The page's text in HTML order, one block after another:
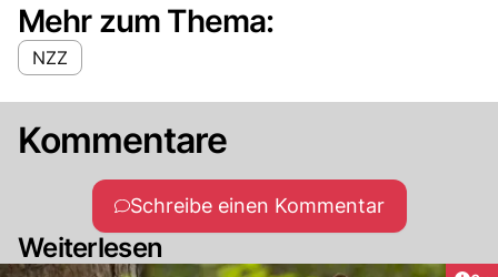
Mehr zum Thema:
NZZ
Kommentare
Schreibe einen Kommentar
Weiterlesen